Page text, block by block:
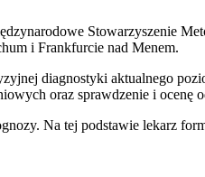
Stowarzyszenie
i Frankfurcie nad Menem.
diagnostyki aktualnego
oraz sprawdzenie i
Na tej podstawie lekarz